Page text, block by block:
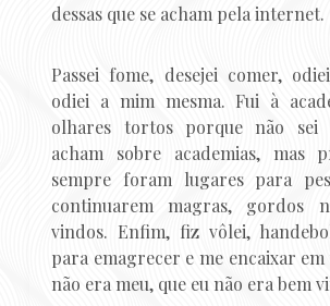
dessas que se acham pela internet.
Passei fome, desejei comer,
odiei a mim mesma. Fui à
olhares tortos porque não sei
acham sobre academias, mas
sempre foram lugares para
continuarem magras, gordos
vindos. Enfim, fiz vôlei,
para emagrecer e me encaixar
não era meu, que eu não era bem